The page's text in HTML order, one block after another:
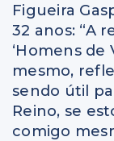
Figueira
32 anos: “A
‘Homens de
mesmo,
sendo útil
Reino, se
comigo